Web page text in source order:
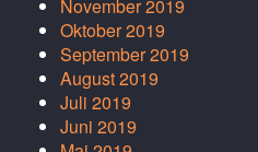
November 2019
Oktober 2019
September 2019
August 2019
Juli 2019
Juni 2019